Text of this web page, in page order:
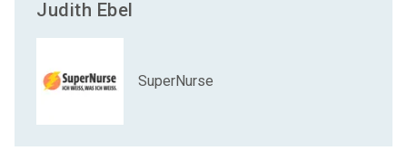
Judith Ebel
SuperNurse